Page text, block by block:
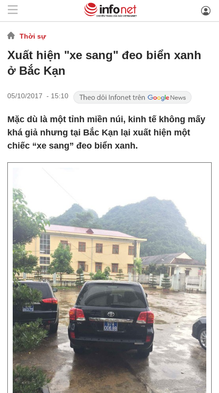
Thời sự
Xuất hiện "xe sang" đeo biển xanh
ở Bắc Kạn
05/10/2017 - 15:10
Mặc dù là một tỉnh miền núi, kinh tế không mấy
khá giả nhưng tại Bắc Kạn lại xuất hiện một
chiếc “xe sang” đeo biển xanh.